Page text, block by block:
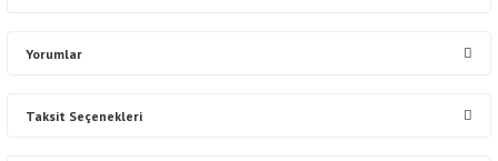
Yorumlar
Taksit Seçenekleri